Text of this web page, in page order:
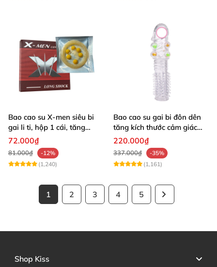
Bao cao su X-men siêu bi
gai li ti, hộp 1 cái, tăng
khoái cảm
72.000₫
81.000₫
-12%
(1,240)
Bao cao su gai bi đôn dên
tăng kích thước cảm giác
mạnh
220.000₫
337.000₫
-35%
(1,161)
1 2 3 4 5
Shop Kiss